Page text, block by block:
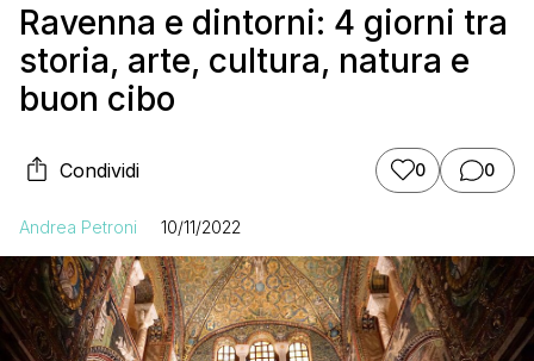
Ravenna e dintorni: 4 giorni tra
storia, arte, cultura, natura e
buon cibo
Condividi 0 0
Andrea Petroni 10/11/2022